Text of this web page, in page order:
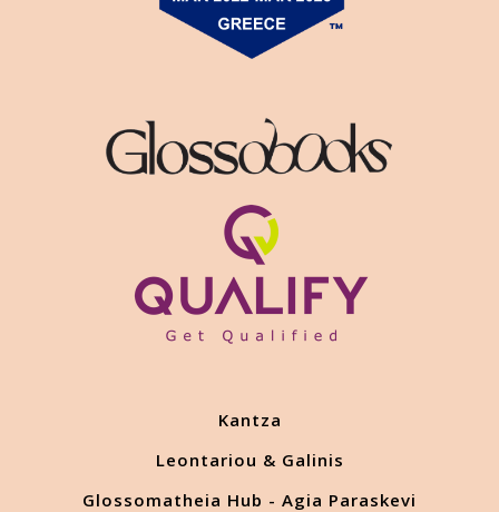
Kantza
Leontariou & Galinis
Glossomatheia Hub - Agia Paraskevi